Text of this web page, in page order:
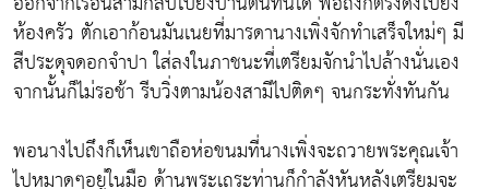
ห้องครัว ตักเอาก้อนมันเนยที่มารดานางเพิ่งจักทำเสร็จใหม่ๆ มี
สีประดุจดอกจำปา ใส่ลงในภาชนะที่เตรียมจักนำไปล้างนั่นเอง
จากนั้นก็ไม่รอช้า รีบวิ่งตามน้องสามีไปติดๆ จนกระทั่งทันกัน
พอนางไปถึงก็เห็นเขาถือห่อขนมที่นางเพิ่งจะถวายพระคุณเจ้า
ไปหมาดๆอยู่ในมือ ด้านพระเถระท่านก็กำลังหันหลังเตรียมจะ